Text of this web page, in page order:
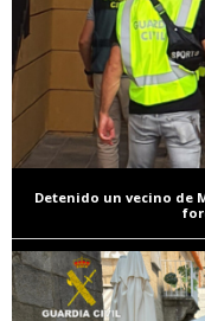
Detenido un vecino de